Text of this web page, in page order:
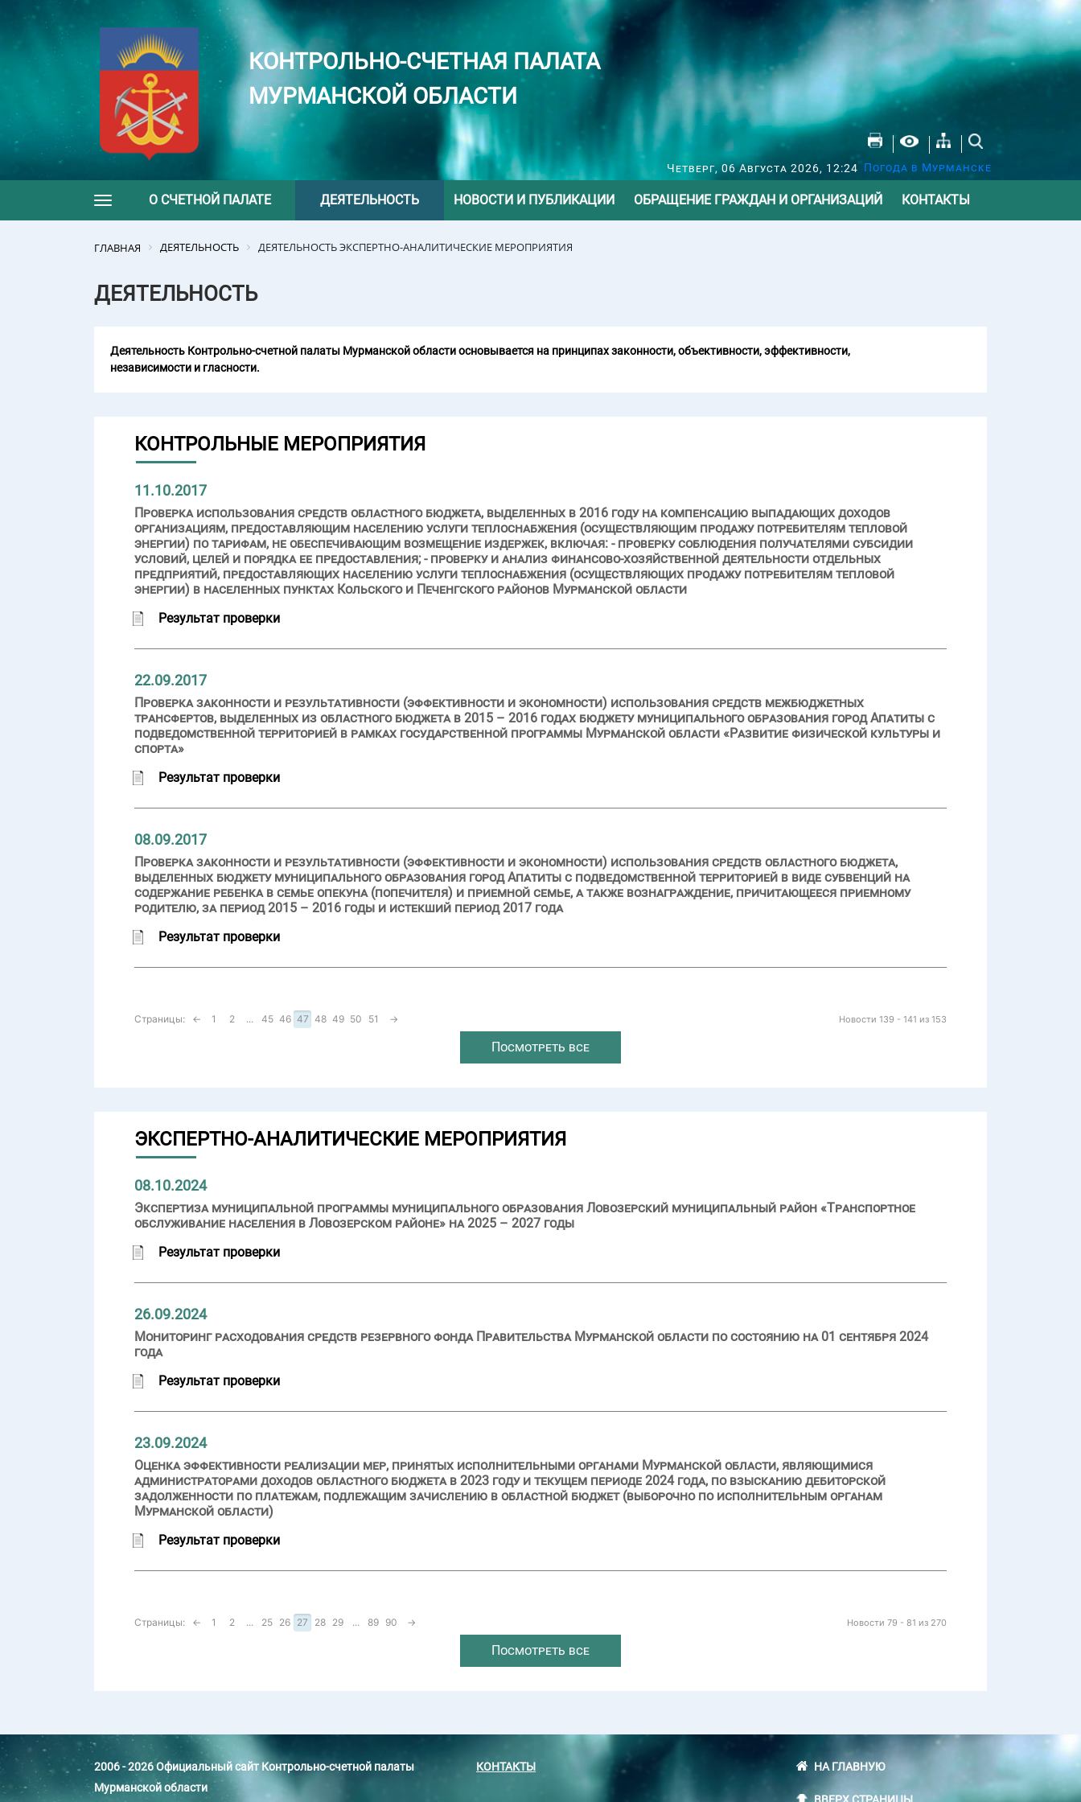
КОНТРОЛЬНО-СЧЕТНАЯ ПАЛАТА
МУРМАНСКОЙ ОБЛАСТИ
Четверг, 06 Августа 2026, 12:24 Погода в Мурманске
Toggle navigation
О СЧЕТНОЙ ПАЛАТЕ ДЕЯТЕЛЬНОСТЬ НОВОСТИ И ПУБЛИКАЦИИ ОБРАЩЕНИЕ ГРАЖДАН И ОРГАНИЗАЦИЙ КОНТАКТЫ
ГЛАВНАЯ ДЕЯТЕЛЬНОСТЬ ДЕЯТЕЛЬНОСТЬ ЭКСПЕРТНО-АНАЛИТИЧЕСКИЕ МЕРОПРИЯТИЯ
ДЕЯТЕЛЬНОСТЬ
Деятельность Контрольно-счетной палаты Мурманской области основывается на принципах законности, объективности, эффективности,
независимости и гласности.
КОНТРОЛЬНЫЕ МЕРОПРИЯТИЯ
11.10.2017
Проверка использования средств областного бюджета, выделенных в 2016 году на компенсацию выпадающих доходов
организациям, предоставляющим населению услуги теплоснабжения (осуществляющим продажу потребителям тепловой
энергии) по тарифам, не обеспечивающим возмещение издержек, включая: - проверку соблюдения получателями субсидии
условий, целей и порядка ее предоставления; - проверку и анализ финансово-хозяйственной деятельности отдельных
предприятий, предоставляющих населению услуги теплоснабжения (осуществляющих продажу потребителям тепловой
энергии) в населенных пунктах Кольского и Печенгского районов Мурманской области
Результат проверки
22.09.2017
Проверка законности и результативности (эффективности и экономности) использования средств межбюджетных
трансфертов, выделенных из областного бюджета в 2015 – 2016 годах бюджету муниципального образования город Апатиты с
подведомственной территорией в рамках государственной программы Мурманской области «Развитие физической культуры и
спорта»
Результат проверки
08.09.2017
Проверка законности и результативности (эффективности и экономности) использования средств областного бюджета,
выделенных бюджету муниципального образования город Апатиты с подведомственной территорией в виде субвенций на
содержание ребенка в семье опекуна (попечителя) и приемной семье, а также вознаграждение, причитающееся приемному
родителю, за период 2015 – 2016 годы и истекший период 2017 года
Результат проверки
Новости 139 - 141 из 153
Страницы: ← 1 2 ... 45 46 47 48 49 50 51 →
Посмотреть все
ЭКСПЕРТНО-АНАЛИТИЧЕСКИЕ МЕРОПРИЯТИЯ
08.10.2024
Экспертиза муниципальной программы муниципального образования Ловозерский муниципальный район «Транспортное
обслуживание населения в Ловозерском районе» на 2025 – 2027 годы
Результат проверки
26.09.2024
Мониторинг расходования средств резервного фонда Правительства Мурманской области по состоянию на 01 сентября 2024
года
Результат проверки
23.09.2024
Оценка эффективности реализации мер, принятых исполнительными органами Мурманской области, являющимися
администраторами доходов областного бюджета в 2023 году и текущем периоде 2024 года, по взысканию дебиторской
задолженности по платежам, подлежащим зачислению в областной бюджет (выборочно по исполнительным органам
Мурманской области)
Результат проверки
Новости 79 - 81 из 270
Страницы: ← 1 2 ... 25 26 27 28 29 ... 89 90 →
Посмотреть все
2006 - 2026 Официальный сайт Контрольно-счетной палаты
Мурманской области
КОНТАКТЫ НА ГЛАВНУЮ